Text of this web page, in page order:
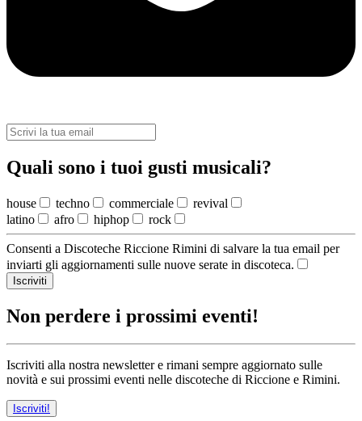
Quali sono i tuoi gusti musicali?
house techno commerciale
revival
latino
afro hiphop rock
Consenti a Discoteche Riccione Rimini di salvare la tua email per
inviarti gli aggiornamenti sulle nuove serate in discoteca.
Iscriviti
Non perdere i prossimi eventi!
Iscriviti alla nostra newsletter e rimani sempre aggiornato sulle
novità e sui prossimi eventi nelle discoteche di Riccione e Rimini.
Iscriviti!